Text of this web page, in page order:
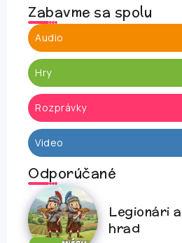
Zabavme sa spolu
Audio
Hry
Rozprávky
Video
Odporúčané
Legionári
hrad